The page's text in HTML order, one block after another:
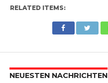
RELATED ITEMS:
NEUESTEN NACHRICHTEN